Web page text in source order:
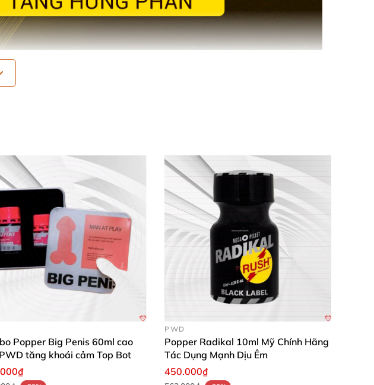
. Loại popper nàyđặc biệt phù hợp chonhững ai muốn ghé thăm
nhưng .
Yellow
là mùi hương dễ chịu, lưu hương thật lâu, giúp thư thái tâm hồn
Popper Big Penis 60ml cao
tăng khoái cảm Top Bot
PWD
Popper Radikal 10ml Mỹ Chính Hãng
Tác Dụng Mạnh Dịu Êm
450.000₫